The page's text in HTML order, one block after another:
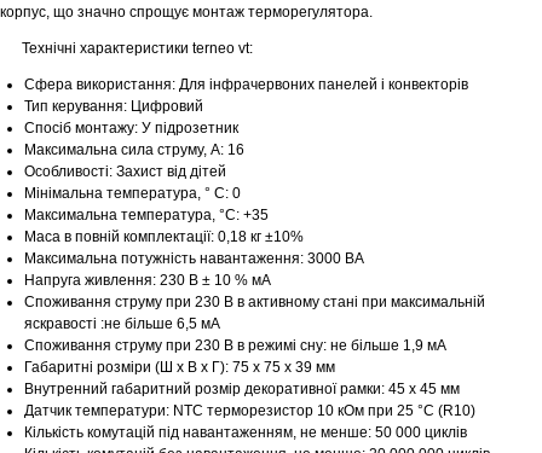
корпус, що значно спрощує монтаж терморегулятора.
Технічні характеристики terneo vt:
Сфера використання: Для інфрачервоних панелей і конвекторів
Тип керування: Цифровий
Спосіб монтажу: У підрозетник
Максимальна сила струму, A: 16
Особливості: Захист від дітей
Мінімальна температура, ° C: 0
Максимальна температура, °C: +35
Маса в повній комплектації: 0,18 кг ±10%
Максимальна потужність навантаження: 3000 ВА
Напруга живлення: 230 В ± 10 % мА
Споживання струму при 230 В в активному стані при максимальній
яскравості :не більше 6,5 мА
Споживання струму при 230 В в режимі сну: не більше 1,9 мА
Габаритні розміри (Ш х В х Г): 75 x 75 x 39 мм
Внутренний габаритний розмір декоративної рамки: 45 х 45 мм
Датчик температури: NTC терморезистор 10 кОм при 25 °С (R10)
Кількість комутацій під навантаженням, не менше: 50 000 циклів